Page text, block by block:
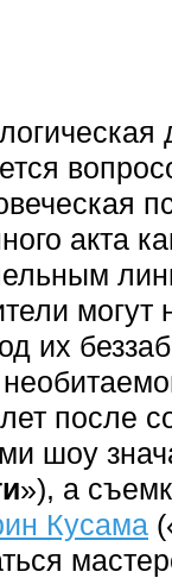
акта
их
после
шоу
»), а
Кусама